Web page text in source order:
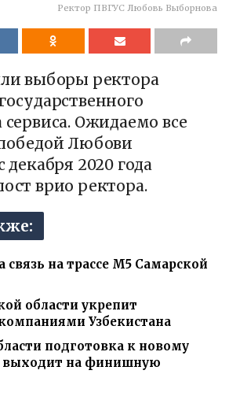
Ректор ПВГУС Любовь Выборнова
выборы ректора
сервиса. Ожидаемо все
Любови
2020 года
врио ректора.
на трассе М5 Самарской
области укрепит
Узбекистана
подготовка к новому
выходит на финишную